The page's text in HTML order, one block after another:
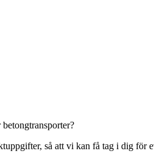
så att vi kan få tag i dig för